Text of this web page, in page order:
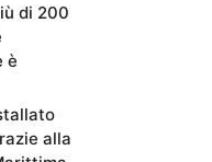
di 200
è
alla